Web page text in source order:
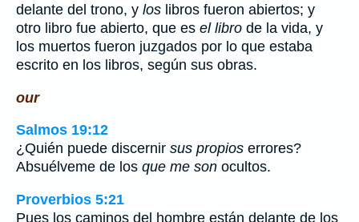
delante del trono, y los libros fueron abiertos; y
otro libro fue abierto, que es el libro de la vida, y
los muertos fueron juzgados por lo que estaba
escrito en los libros, según sus obras.
our
Salmos 19:12
¿Quién puede discernir sus propios errores?
Absuélveme de los que me son ocultos.
Proverbios 5:21
Pues los caminos del hombre están delante de los